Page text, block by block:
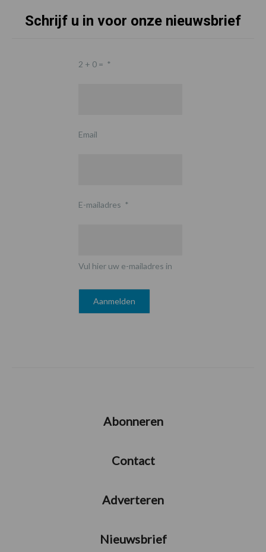
Schrijf u in voor onze nieuwsbrief
2 + 0 = *
Email
E-mailadres *
Vul hier uw e-mailadres in
Abonneren
Contact
Adverteren
Nieuwsbrief